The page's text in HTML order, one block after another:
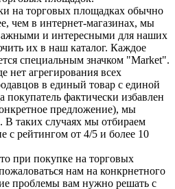
на торговых площадках обычно
чем в интернет-магазинах, мы
и интересными для наших
их в наш каталог. Каждое
специальным значком "Market".
нет агрегирования всех
в единый товар с единой
фактически избавлен
предложение), мы
В таких случаях мы отбираем
с рейтингом от 4/5 и более 10
при покупке на торговых
нам на конкрнетного
проблемы вам нужно решать с